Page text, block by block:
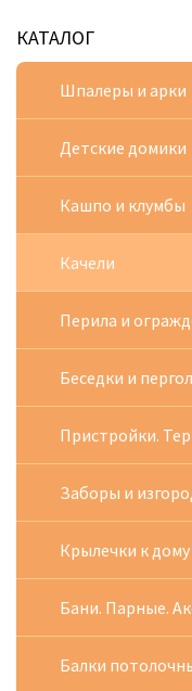
КАТАЛОГ
Шпалеры и арки
Детские домики
Кашпо и клумбы
Качели
Перила и
Беседки и
Пристройки.
Заборы и
Крылечки к дому
Бани. Парные.
Балки